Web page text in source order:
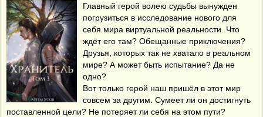
Главный герой волею судьбы вынужден
погрузиться в исследование нового для
себя мира виртуальной реальности. Что
ждёт его там? Обещанные приключения?
Друзья, которых так не хватало в реальном
мире? А может быть испытание? Да не
одно?
Вот только герой наш пришёл в этот мир
совсем за другим. Сумеет ли он достигнуть
поставленной цели? Не потеряет ли себя на этом пути?